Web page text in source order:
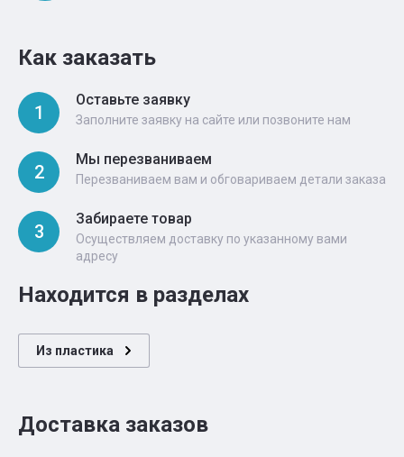
Как заказать
1
Оставьте заявку
Заполните заявку на сайте или позвоните нам
2
Мы перезваниваем
Перезваниваем вам и обговариваем детали заказа
3
Забираете товар
Осуществляем доставку по указанному вами
адресу
Находится в разделах
Из пластика
Доставка заказов